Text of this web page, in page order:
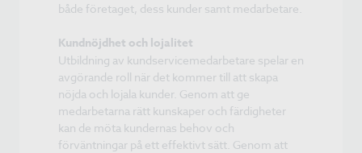
både företaget, dess kunder samt medarbetare.
Kundnöjdhet och lojalitet
Utbildning av kundservicemedarbetare spelar en
avgörande roll när det kommer till att skapa
nöjda och lojala kunder. Genom att ge
medarbetarna rätt kunskaper och färdigheter
kan de möta kundernas behov och
förväntningar på ett effektivt sätt. Genom att